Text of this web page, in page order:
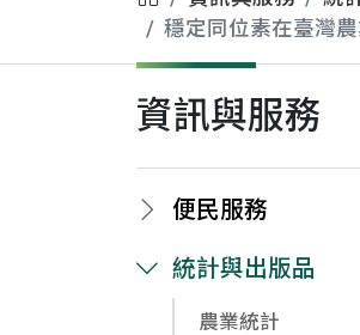
穩定同位素在臺灣
資訊與服務
便民服務
統計與出版品
農業統計